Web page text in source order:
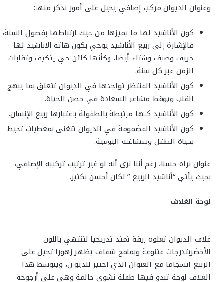
وعنوان الديوان مركب إضافي يحيل على أمور نذكر منها:
كون الأناشيد لها ما يميزها من حيث ارتباطها بفصول السنة،
فالإشارة إلى ربيع الأناشيد يوحي بكون هاته الاناشيد لها
خريف وصيف وشتاء أيضا، وكأنها كائن حي يتكيف وتقلبات
الزمن عبر كل سنة.
كون الأناشيد المنتظر تواجدها في الديوان تتعلق بما يبهج
القلب ويوقظ مشاعر السعادة في حضن الحياة.
كون الأناشيد كلها مرتبطة بالطفولة باعتبارها ربيع الإنسان.
كون الأناشيد المضمومة في الديوان تتغنى بمعطيات تحيط
بحياة الطفل وبمشاغله اليومية.
عنوان نراه حسنا، رغم أننا نرى أنه لو غير ترتيب تركيبه الإضافي،
بحيث يأتي “أناشيد الربيع ” لكان أحسن بكثير.
لوحة الغلاف
غلاف الديوان تعلوه زرقة تمتد تدريجيا لتنتهي باللون
الأخضربتدرجات متنوعة وبملمح شفاف يظهر زهورا تحيل على
الربيع انسجاما مع العنوان الذي اختير للديوان، ويتوسط هذا
الغلاف لوحة تبدو فيها طفلة نشوى حالمة وهي على أرجوحة